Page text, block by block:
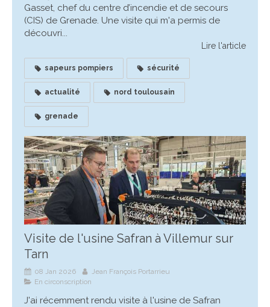
Gasset, chef du centre d’incendie et de secours
(CIS) de Grenade. Une visite qui m'a permis de
découvri...
Lire l'article
sapeurs pompiers sécurité
actualité nord toulousain
grenade
Visite de l'usine Safran à Villemur sur
Tarn
08 Jan 2026
Jean François Portarrieu
En circonscription
J'ai récemment rendu visite à l'usine de Safran